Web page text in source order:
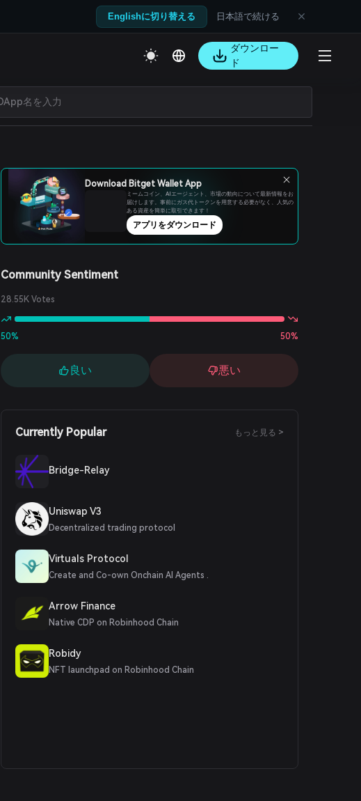
Englishに切り替える 日本語で続ける
ダウンロー
ド
Download Bitget Wallet App
ミームコイン、AIエージェント、市場の動向について最新情報をお
届けします。事前にガス代トークンを用意する必要がなく、人気の
ある資産を簡単に取引できます！
アプリをダウンロード
Community Sentiment
28.55K Votes
50% 50%
良い 悪い
Currently Popular もっと見る >
Bridge-Relay
Uniswap V3
Decentralized trading protocol
Virtuals Protocol
Create and Co-own Onchain AI Agents .
Arrow Finance
Native CDP on Robinhood Chain
Robidy
NFT launchpad on Robinhood Chain